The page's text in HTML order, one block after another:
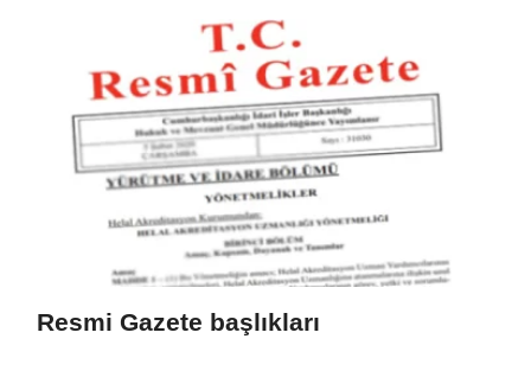
Resmi Gazete başlıkları